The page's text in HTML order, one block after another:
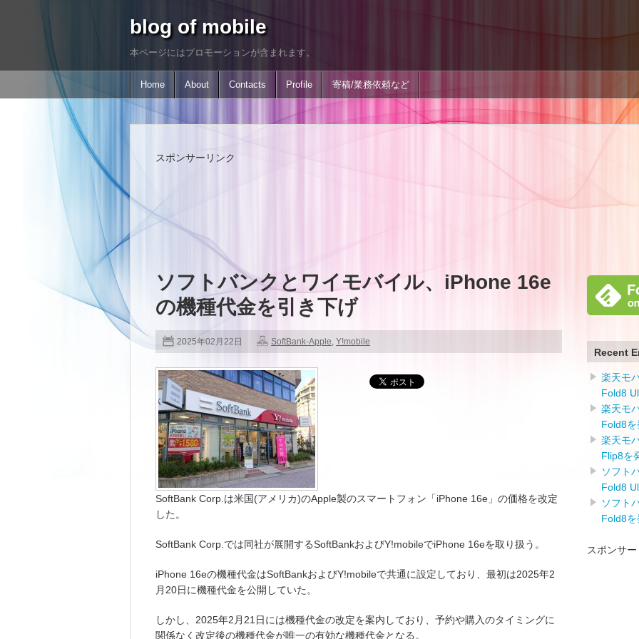
blog of mobile
本ページにはプロモーションが含まれます。
Home About Contacts Profile 寄稿/業務依頼など
スポンサーリンク
ソフトバンクとワイモバイル、iPhone 16e
の機種代金を引き下げ
2025年02月22日 SoftBank-Apple, Y!mobile
SoftBank Corp.は米国(アメリカ)のApple製のスマートフォン「iPhone 16e」の価格を改定
した。
SoftBank Corp.では同社が展開するSoftBankおよびY!mobileでiPhone 16eを取り扱う。
iPhone 16eの機種代金はSoftBankおよびY!mobileで共通に設定しており、最初は2025年2
月20日に機種代金を公開していた。
しかし、2025年2月21日には機種代金の改定を案内しており、予約や購入のタイミングに
関係なく改定後の機種代金が唯一の有効な機種代金となる。
Recent
楽天モ
Fold8
楽天モ
Fold8を
楽天モ
Flip8を
ソフト
Fold8
ソフト
Fold8を
スポンサ